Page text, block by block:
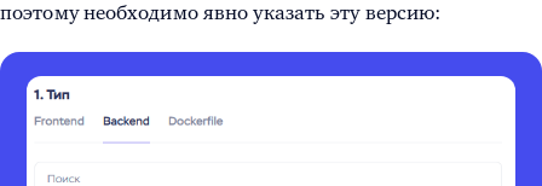
поэтому необходимо явно указать эту версию: